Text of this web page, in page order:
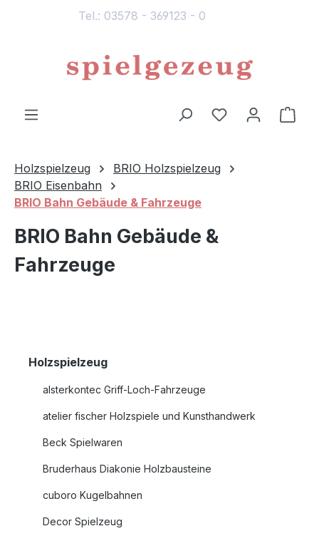
Tel.: 03578 - 369123 - 0
Du hast 0
Holzspielzeug
BRIO Holzspielzeug
BRIO Eisenbahn
BRIO Bahn Gebäude & Fahrzeuge
BRIO Bahn Gebäude &
Fahrzeuge
Holzspielzeug
alsterkontec Griff-Loch-Fahrzeuge
atelier fischer Holzspiele und Kunsthandwerk
Beck Spielwaren
Bruderhaus Diakonie Holzbausteine
cuboro Kugelbahnen
Decor Spielzeug